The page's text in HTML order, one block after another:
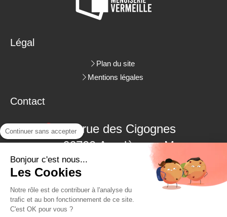
Légal
Plan du site
Mentions légales
Contact
3 rue des Cigognes
66700 Argelès-sur-Mer
06.09.18.38.48
04.68.22.62.26
Continuer sans accepter
Bonjour c'est nous...
Les Cookies
Notre rôle est de contribuer à l'analyse du
trafic et au bon fonctionnement de ce site.
C'est OK pour vous ?